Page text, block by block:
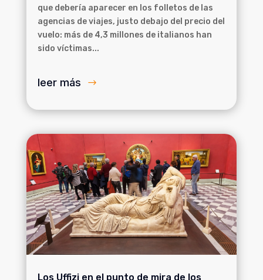
que debería aparecer en los folletos de las
agencias de viajes, justo debajo del precio del
vuelo: más de 4,3 millones de italianos han
sido víctimas...
leer más
Los Uffizi en el punto de mira de los